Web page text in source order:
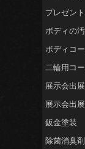
プレゼン
ボディの
ボディコ
二輪用コ
展示会出
展示会出
鈑金塗装
除菌消臭剤